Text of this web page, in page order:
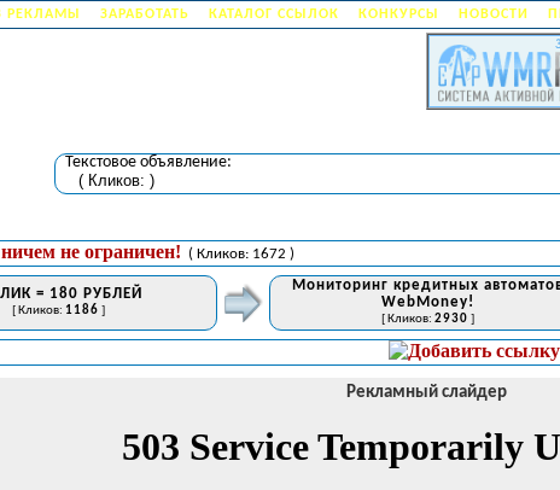
РЕКЛАМЫ ЗАРАБОТАТЬ КАТАЛОГ ССЫЛОК КОНКУРСЫ НОВОСТИ
Текстовое объявление:
( Кликов: )
не ограничен! ( Кликов: 1672 )
= 180 РУБЛЕЙ
[ Кликов: 1186 ]
Мониторинг кредитных
WebMoney!
[ Кликов: 2930 ]
Рекламный слайдер